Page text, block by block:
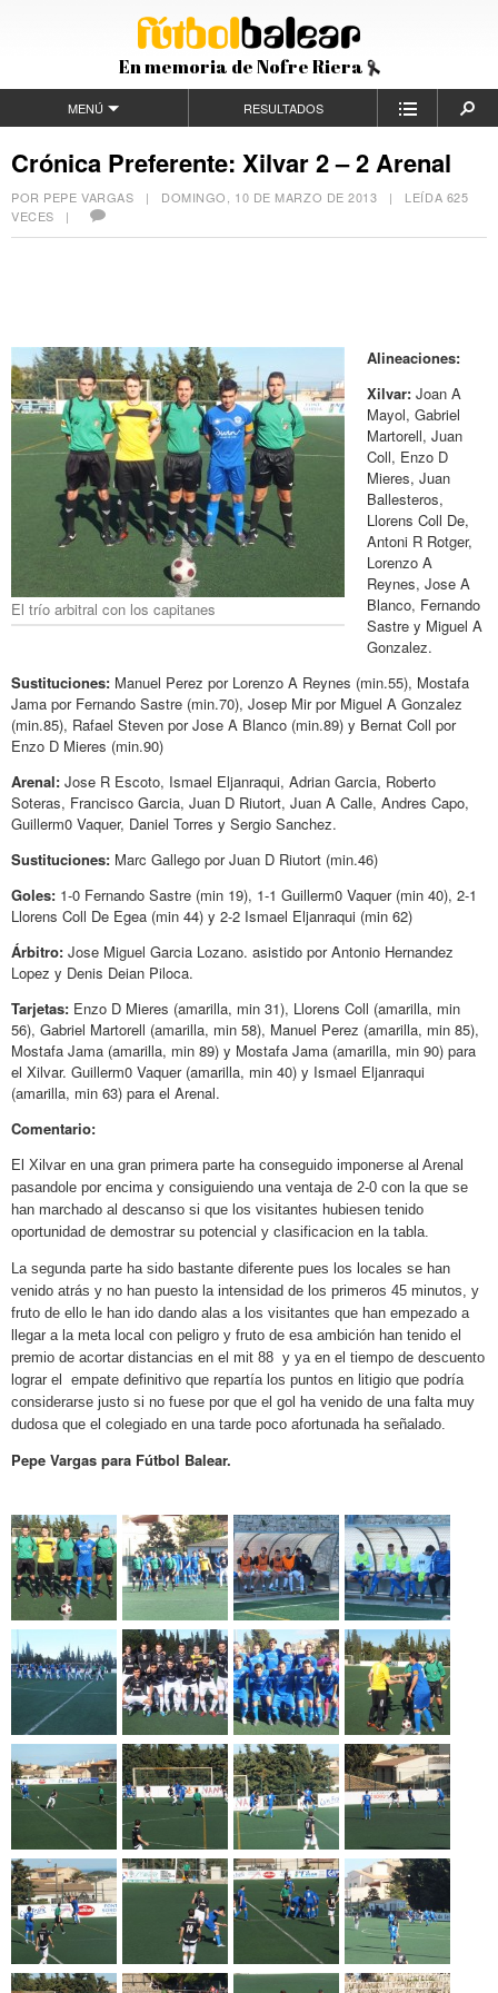
En memoria de Nofre Riera
MENÚ RESULTADOS
Crónica Preferente: Xilvar 2 – 2 Arenal
POR PEPE VARGAS | DOMINGO, 10 DE MARZO DE 2013 | LEÍDA 625
VECES |
El trío arbitral con los capitanes
Alineaciones:
Xilvar: Joan A
Mayol, Gabriel
Martorell, Juan
Coll, Enzo D
Mieres, Juan
Ballesteros,
Llorens Coll De,
Antoni R Rotger,
Lorenzo A
Reynes, Jose A
Blanco, Fernando
Sastre y Miguel A
Gonzalez.
Sustituciones: Manuel Perez por Lorenzo A Reynes (min.55), Mostafa
Jama por Fernando Sastre (min.70), Josep Mir por Miguel A Gonzalez
(min.85), Rafael Steven por Jose A Blanco (min.89) y Bernat Coll por
Enzo D Mieres (min.90)
Arenal: Jose R Escoto, Ismael Eljanraqui, Adrian Garcia, Roberto
Soteras, Francisco Garcia, Juan D Riutort, Juan A Calle, Andres Capo,
Guillerm0 Vaquer, Daniel Torres y Sergio Sanchez.
Sustituciones: Marc Gallego por Juan D Riutort (min.46)
Goles: 1-0 Fernando Sastre (min 19), 1-1 Guillerm0 Vaquer (min 40), 2-1
Llorens Coll De Egea (min 44) y 2-2 Ismael Eljanraqui (min 62)
Árbitro: Jose Miguel Garcia Lozano. asistido por Antonio Hernandez
Lopez y Denis Deian Piloca.
Tarjetas: Enzo D Mieres (amarilla, min 31), Llorens Coll (amarilla, min
56), Gabriel Martorell (amarilla, min 58), Manuel Perez (amarilla, min 85),
Mostafa Jama (amarilla, min 89) y Mostafa Jama (amarilla, min 90) para
el Xilvar. Guillerm0 Vaquer (amarilla, min 40) y Ismael Eljanraqui
(amarilla, min 63) para el Arenal.
Comentario:
El Xilvar en una gran primera parte ha conseguido imponerse al Arenal
pasandole por encima y consiguiendo una ventaja de 2-0 con la que se
han marchado al descanso si que los visitantes hubiesen tenido
oportunidad de demostrar su potencial y clasificacion en la tabla.
La segunda parte ha sido bastante diferente pues los locales se han
venido atrás y no han puesto la intensidad de los primeros 45 minutos, y
fruto de ello le han ido dando alas a los visitantes que han empezado a
llegar a la meta local con peligro y fruto de esa ambición han tenido el
premio de acortar distancias en el mit 88 y ya en el tiempo de descuento
lograr el empate definitivo que repartía los puntos en litigio que podría
considerarse justo si no fuese por que el gol ha venido de una falta muy
dudosa que el colegiado en una tarde poco afortunada ha señalado.
Pepe Vargas para Fútbol Balear.